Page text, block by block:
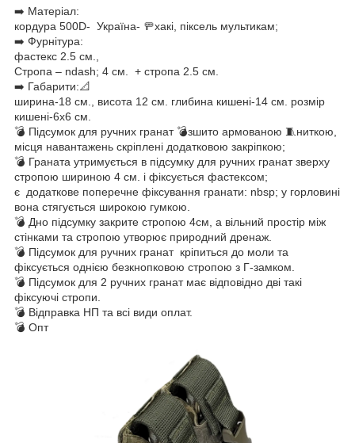
➡️ Матеріал:
кордура 500D- Україна- 🚥хакі, піксель мультикам;
➡️ Фурнітура:
фастекс 2.5 см.,
Стропа – ndash; 4 см. + стропа 2.5 см.
➡️ Габарити:📐
ширина-18 см., висота 12 см. глибина кишені-14 см. розмір
кишені-6х6 см.
💣 Підсумок для ручних гранат 💣зшито армованою 🧵ниткою,
місця навантажень скріплені додатковою закріпкою;
💣 Граната утримується в підсумку для ручних гранат зверху
стропою шириною 4 см. і фіксується фастексом;
є додаткове поперечне фіксування гранати: nbsp; у горловині
вона стягується широкою гумкою.
💣 Дно підсумку закрите стропою 4см, а вільний простір між
стінками та стропою утворює природний дренаж.
💣 Підсумок для ручних гранат кріпиться до моли та
фіксується однією безкнопковою стропою з Г-замком.
💣 Підсумок для 2 ручних гранат має відповідно дві такі
фіксуючі стропи.
💣 Відправка НП та всі види оплат.
💣 Опт